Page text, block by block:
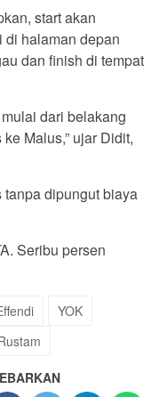
start akan
halaman depan
dan finish di tempat
dari belakang
Malus,” ujar Didit,
dipungut biaya
Seribu persen
YOK